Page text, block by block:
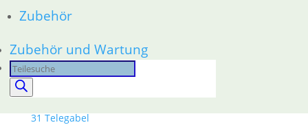
Zubehör
Zubehör und Wartung
Products
search
12 Motorelektrik
13 Vergaser
18 Auspuff
21 Kupplung
26 Kardanwelle
31 Telegabel